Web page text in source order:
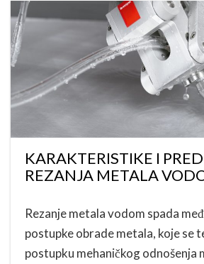
KARAKTERISTIKE I
REZANJA METALA
Rezanje metala vodom spada
postupke obrade metala, koje se
postupku mehaničkog odnošenja